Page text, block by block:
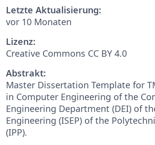
Letzte Aktualisierung:
vor 10 Monaten
Lizenz:
Creative Commons CC BY 4.0
Abstrakt:
Master Dissertation Template for
in Computer Engineering of the
Engineering Department (DEI) of
Engineering (ISEP) of the
(IPP).